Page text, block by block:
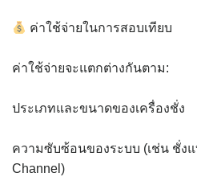
ค่าใช้จ่ายในการสอบเทียบ
ค่าใช้จ่ายจะแตกต่างกันตาม:
ประเภทและขนาดของเครื่องชั่ง
ความซับซ้อนของระบบ (เช่น ชั่งแ
Channel)